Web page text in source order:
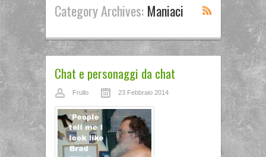
Category Archives: Maniaci
Chat e personaggi da chat
Frullo 23 Febbraio 2014